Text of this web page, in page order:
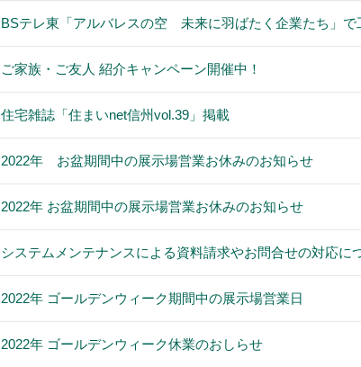
BSテレ東「アルバレスの空 未来に羽ばたく企業たち」で
ご家族・ご友人 紹介キャンペーン開催中！
住宅雑誌「住まいnet信州vol.39」掲載
2022年 お盆期間中の展示場営業お休みのお知らせ
2022年 お盆期間中の展示場営業お休みのお知らせ
システムメンテナンスによる資料請求やお問合せの対応に
2022年 ゴールデンウィーク期間中の展示場営業日
2022年 ゴールデンウィーク休業のおしらせ